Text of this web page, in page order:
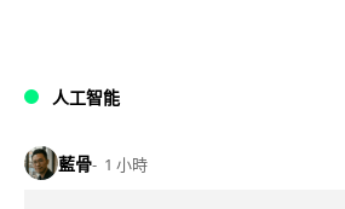
人工智能
藍骨 1 小時